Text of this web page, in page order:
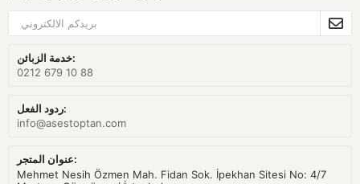
خدمة الزبائن:
0212 679 10 88
ردود الفعل:
info@asestoptan.com
عنوان المتجر:
Mehmet Nesih Özmen Mah. Fidan Sok. İpekhan Sitesi No: 4/7